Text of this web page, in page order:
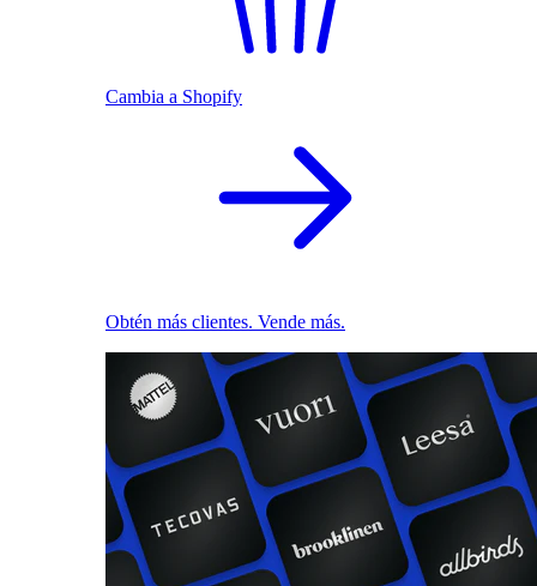
Cambia a Shopify
Obtén más clientes. Vende más.